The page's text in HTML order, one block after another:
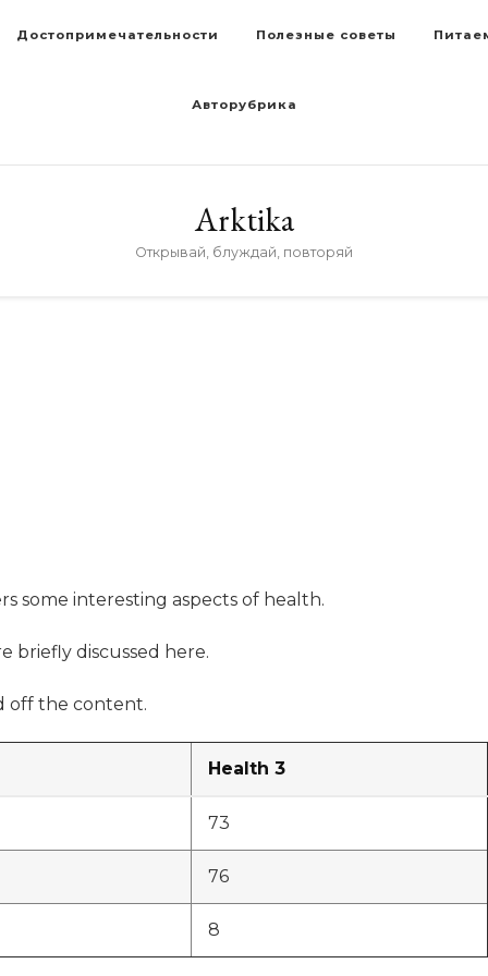
Достопримечательности Полезные советы
Авторубрика
Arktika
Открывай, блуждай, повторяй
some interesting aspects of health.
briefly discussed here.
off the content.
Health 3
73
76
8